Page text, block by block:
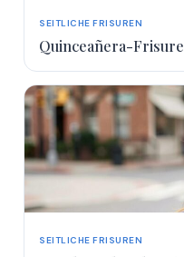
SEITLICHE FRISUREN
Quinceañera-
SEITLICHE FRISUREN